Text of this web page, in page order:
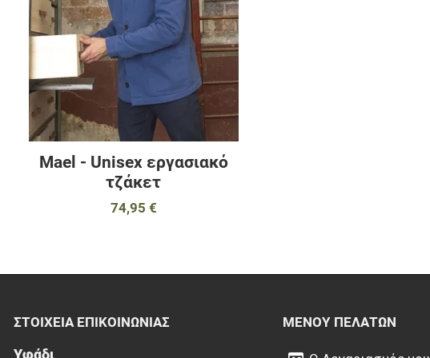
Mael - Unisex εργασιακό
τζάκετ
74,95 €
ΣΤΟΙΧΕΊΑ EΠΙΚΟΙΝΩΝΊΑΣ ΜΕΝΟΎ ΠΕΛΑΤΏΝ